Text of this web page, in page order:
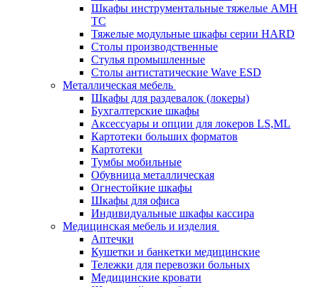
Шкафы инструментальные тяжелые AMH
TC
Тяжелые модульные шкафы серии HARD
Столы производственные
Стулья промышленные
Столы антистатические Wave ESD
Металлическая мебель
Шкафы для раздевалок (локеры)
Бухгалтерские шкафы
Аксессуары и опции для локеров LS,ML
Картотеки больших форматов
Картотеки
Тумбы мобильные
Обувница металлическая
Огнестойкие шкафы
Шкафы для офиса
Индивидуальные шкафы кассира
Медицинская мебель и изделия
Аптечки
Кушетки и банкетки медицинские
Тележки для перевозки больных
Медицинские кровати